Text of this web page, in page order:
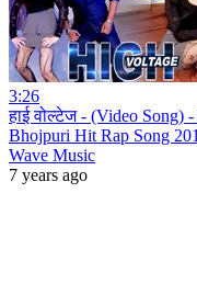
3:26
हाई वोल्टेज - (Video Song)
Bhojpuri Hit Rap Song
Wave Music
7 years ago